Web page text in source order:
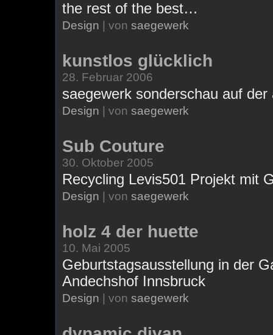
the rest of the best…
Design | von saegewerk
kunstlos glücklich
28. Februar 2006
saegewerk sonderschau auf
Design | von saegewerk
Sub Couture
30. Oktober 2005
Recycling Levis501 Projekt mit
Design | von saegewerk
holz 4 der huette
10. Mai 2005
Geburtstagsausstellung in der
Andechshof Innsbruck
Design | von saegewerk